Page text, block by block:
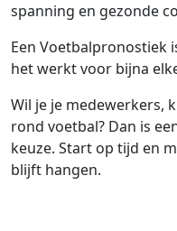
spanning en gezonde
Een Voetbalpronostiek
het werkt voor bijna
Wil je je medewerkers,
rond voetbal? Dan is
keuze. Start op tijd en
blijft hangen.